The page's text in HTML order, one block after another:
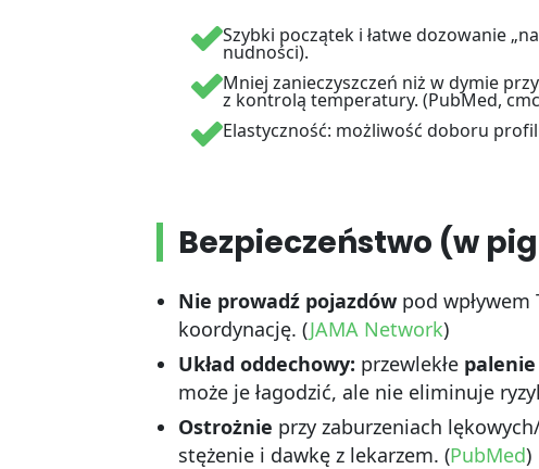
Szybki początek i łatwe dozowanie
nudności).
Mniej zanieczyszczeń niż w dymie
z kontrolą temperatury. (PubMed,
Elastyczność: możliwość doboru
Bezpieczeństwo (w
Nie prowadź pojazdów pod
koordynację. (JAMA Network)
Układ oddechowy: przewlekłe palenie
może je łagodzić, ale nie eliminuje
Ostrożnie przy zaburzeniach
stężenie i dawkę z lekarzem. (PubMed)